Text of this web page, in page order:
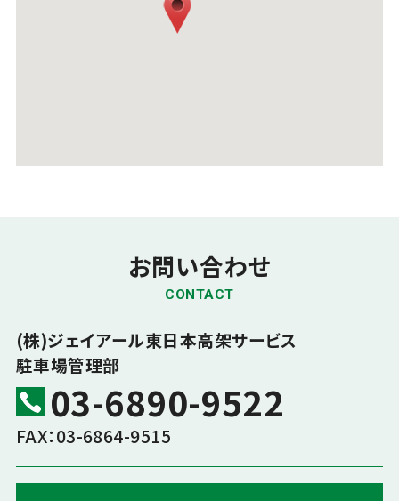
お問い合わせ
CONTACT
(株)ジェイアール東日本高架サービス
駐車場管理部
03-6890-9522
FAX：03-6864-9515